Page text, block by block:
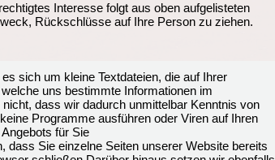
Interesse folgt aus oben aufgelisteten
Rückschlüsse auf Ihre Person zu ziehen.
sich um kleine Textdateien, die auf Ihrer
uns bestimmte Informationen im
dass wir dadurch unmittelbar Kenntnis von
Programme ausführen oder Viren auf Ihren
für Sie
Sie einzelne Seiten unserer Website bereits